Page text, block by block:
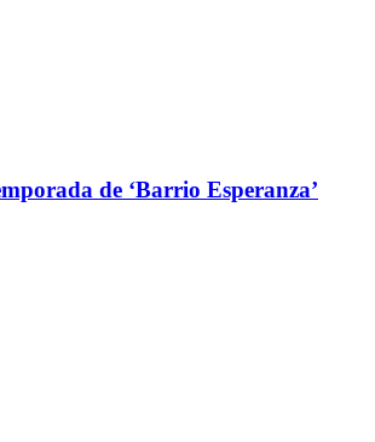
de ‘Barrio Esperanza’